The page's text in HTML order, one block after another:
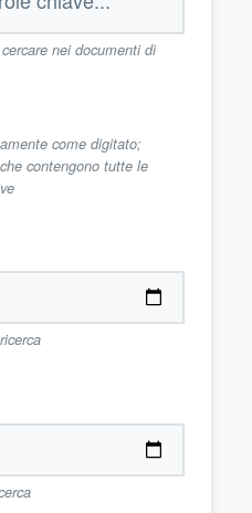
nei documenti di
come digitato;
contengono tutte le